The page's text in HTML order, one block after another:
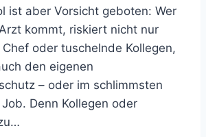
ist aber Vorsicht geboten: Wer
kommt, riskiert nicht nur
oder tuschelnde Kollegen,
den eigenen
– oder im schlimmsten
Denn Kollegen oder